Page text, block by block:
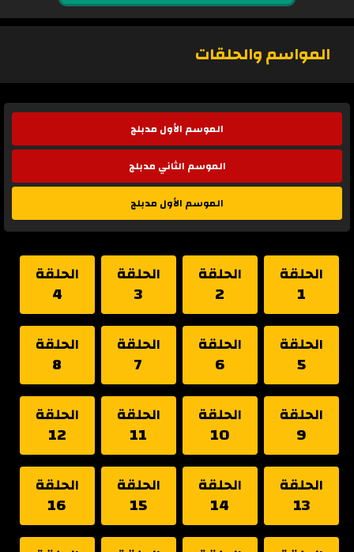
المواسم والحلقات
الموسم الأول مدبلج
الموسم الثاني مدبلج
الموسم الأول مدبلج
الحلقة
1
الحلقة
2
الحلقة
3
الحلقة
4
الحلقة
5
الحلقة
6
الحلقة
7
الحلقة
8
الحلقة
9
الحلقة
10
الحلقة
11
الحلقة
12
الحلقة
13
الحلقة
14
الحلقة
15
الحلقة
16